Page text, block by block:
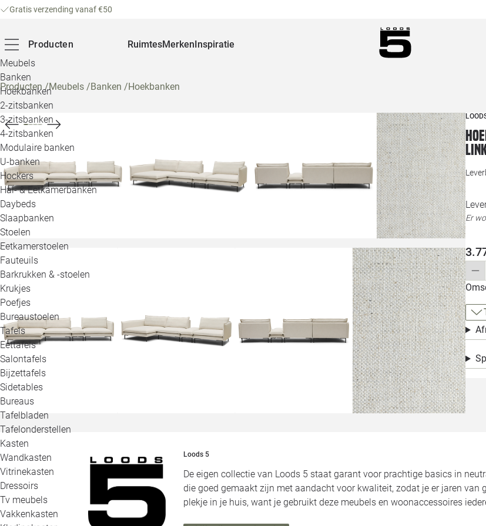
Gratis verzending vanaf €50
Producten
Meubels
Banken
Hoekbanken
2-zitsbanken
3-zitsbanken
4-zitsbanken
Modulaire banken
U-banken
Hockers
Hal- & Eetkamerbanken
Daybeds
Slaapbanken
Stoelen
Eetkamerstoelen
Fauteuils
Barkrukken & -stoelen
Krukjes
Poefjes
Bureaustoelen
Tafels
Eettafels
Salontafels
Bijzettafels
Sidetables
Bureaus
Tafelbladen
Tafelonderstellen
Kasten
Wandkasten
Vitrinekasten
Dressoirs
Tv meubels
Vakkenkasten
RuimtesMerkenInspiratie
Producten/Meubels /Banken /Hoekbanken
Er
Loods 5
De eigen collectie van Loods 5 staat garant voor prachtige basics in
die goed gemaakt zijn met aandacht voor kwaliteit, zodat je er jaren
plekje in je huis, want je gebruikt deze meubels en woonaccessoires